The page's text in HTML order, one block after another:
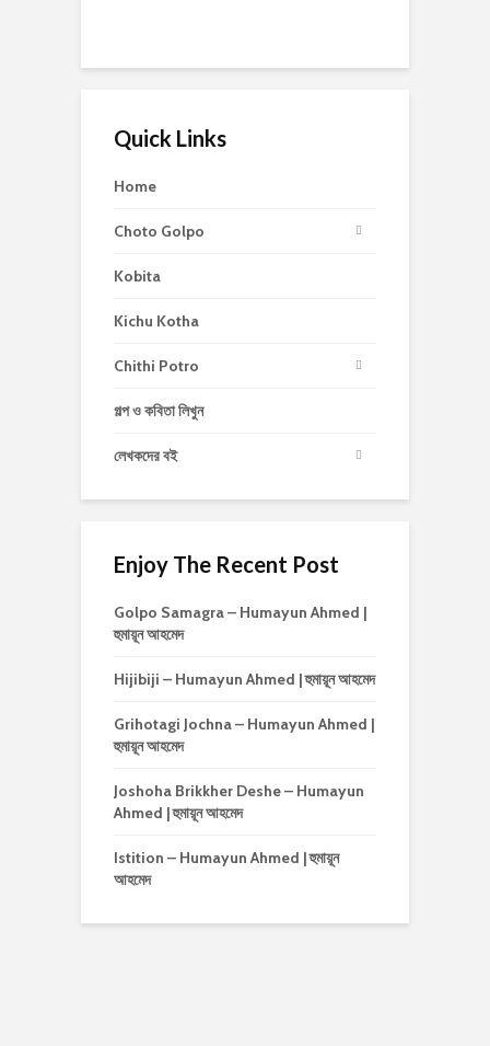
Quick Links
Home
Choto Golpo
Kobita
Kichu Kotha
Chithi Potro
গল্প ও কবিতা লিখুন
লেখকদের বই
Enjoy The Recent Post
Golpo Samagra – Humayun Ahmed |
হুমায়ূন আহমেদ
Hijibiji – Humayun Ahmed | হুমায়ূন আহমেদ
Grihotagi Jochna – Humayun Ahmed |
হুমায়ূন আহমেদ
Joshoha Brikkher Deshe – Humayun
Ahmed | হুমায়ূন আহমেদ
Istition – Humayun Ahmed | হুমায়ূন
আহমেদ